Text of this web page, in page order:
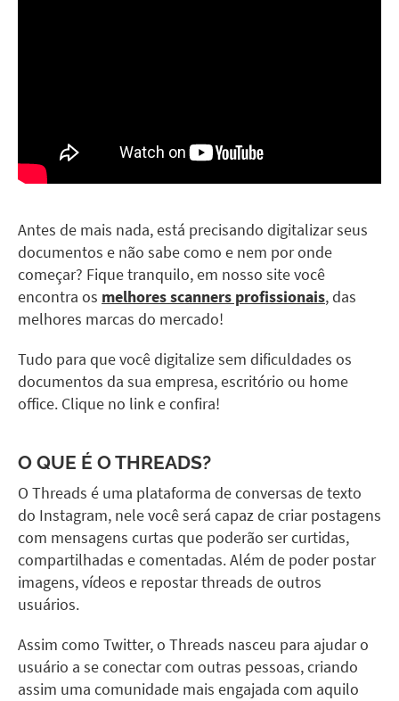
Antes de mais nada, está precisando digitalizar seus
documentos e não sabe como e nem por onde
começar? Fique tranquilo, em nosso site você
encontra os melhores scanners profissionais, das
melhores marcas do mercado!
Tudo para que você digitalize sem dificuldades os
documentos da sua empresa, escritório ou home
office. Clique no link e confira!
O QUE É O THREADS?
O Threads é uma plataforma de conversas de texto
do Instagram, nele você será capaz de criar postagens
com mensagens curtas que poderão ser curtidas,
compartilhadas e comentadas. Além de poder postar
imagens, vídeos e repostar threads de outros
usuários.
Assim como Twitter, o Threads nasceu para ajudar o
usuário a se conectar com outras pessoas, criando
assim uma comunidade mais engajada com aquilo